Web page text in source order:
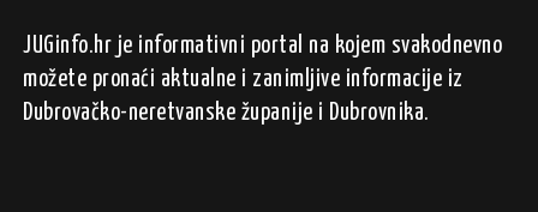
JUGinfo.hr je informativni portal na kojem svakodnevno
možete pronaći aktualne i zanimljive informacije iz
Dubrovačko-neretvanske županije i Dubrovnika.